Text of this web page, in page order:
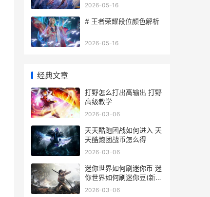
2026-05-16
# 王者荣耀段位颜色解析
2026-05-16
经典文章
打野怎么打出高输出 打野
高级教学
2026-03-06
天天酷跑团战如何进入 天
天酷跑团战币怎么得
2026-03-06
迷你世界如何刷迷你币 迷
你世界如何刷迷你豆(新
版)
2026-03-06